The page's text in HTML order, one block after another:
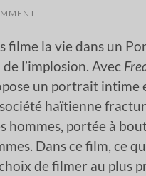
filme la vie dans un
l’implosion. Avec
un portrait intime
haïtienne
hommes, portée à
Dans ce film, ce
de filmer au plus